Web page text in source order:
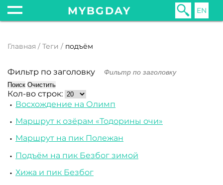
MYBGDAY EN
Главная Теги подъём
Фильтр по заголовку
Поиск Очистить
Кол-во строк:
Восхождение на Олимп
Маршрут к озёрам «Тодорины очи»
Маршрут на пик Полежан
Подъём на пик Безбог зимой
Хижа и пик Безбог